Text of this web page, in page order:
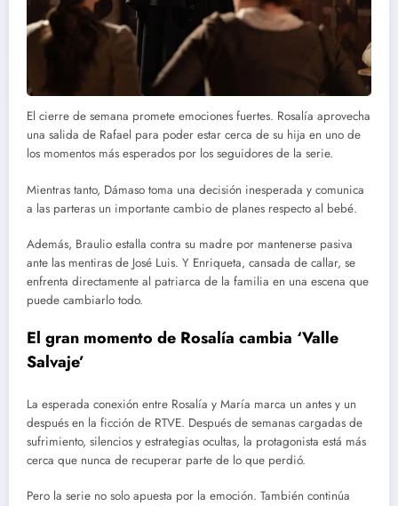
El cierre de semana promete emociones fuertes. Rosalía aprovecha
una salida de Rafael para poder estar cerca de su hija en uno de
los momentos más esperados por los seguidores de la serie.
Mientras tanto, Dámaso toma una decisión inesperada y comunica
a las parteras un importante cambio de planes respecto al bebé.
Además, Braulio estalla contra su madre por mantenerse pasiva
ante las mentiras de José Luis. Y Enriqueta, cansada de callar, se
enfrenta directamente al patriarca de la familia en una escena que
puede cambiarlo todo.
El gran momento de Rosalía cambia ‘Valle
Salvaje’
La esperada conexión entre Rosalía y María marca un antes y un
después en la ficción de RTVE. Después de semanas cargadas de
sufrimiento, silencios y estrategias ocultas, la protagonista está más
cerca que nunca de recuperar parte de lo que perdió.
Pero la serie no solo apuesta por la emoción. También continúa